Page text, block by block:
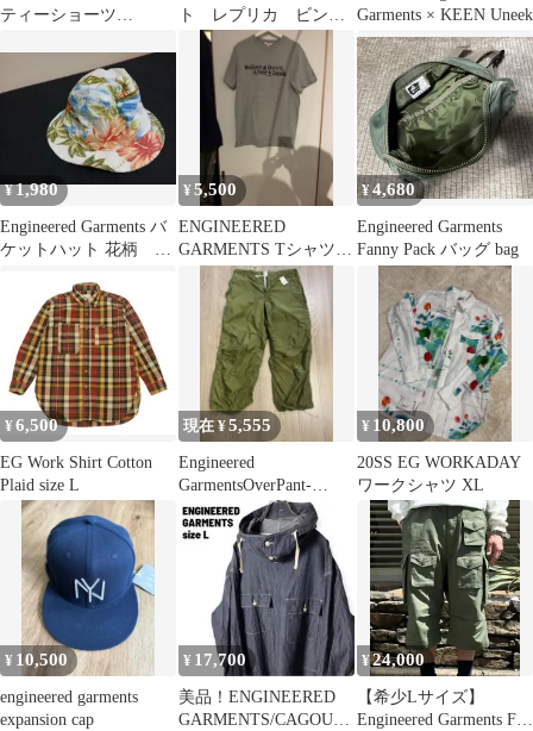
ティーショーツ
ト レプリカ ビンテ
ージボタンリメイク
フランス軍
Garments × KEEN Uneek
¥1,980
Engineered Garments バ
ケットハット 花柄 フ
¥5,500
ENGINEERED
GARMENTS Tシャツ
¥4,680
Engineered Garments
Fanny Pack バッグ bag
¥ 6,500
EG Work Shirt Cotton
Plaid size L
現在 ¥5,555
Engineered
GarmentsOverPant-
MicroRipstop
¥ 10,800
20SS EG WORKADAY
ワークシャツ XL
¥ 10,500
engineered garments
expansion cap
¥ 17,700
美品！ENGINEERED
GARMENTS/CAGOULE
¥24,000
【希少Lサイズ】
Engineered Garments FA